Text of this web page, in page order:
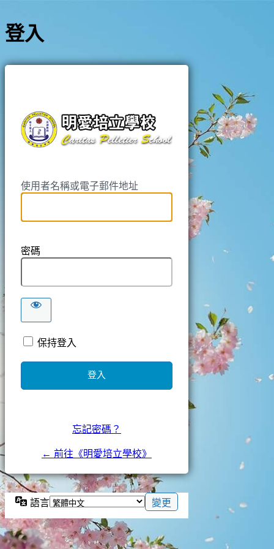
登入
https://
使用者名稱或電子郵件地址
密碼
保持登入
忘記密碼？
← 前往《明愛培立學校》
語言